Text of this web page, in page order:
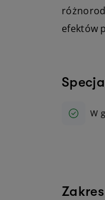
efektów
W